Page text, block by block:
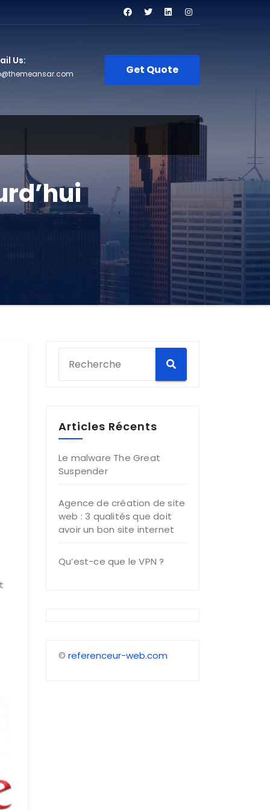
Us:
Get Quote
Articles Récents
Le malware The Great
Suspender
Agence de création de site
web : 3 qualités que doit
avoir un bon site internet
Qu’est-ce que le VPN ?
© referenceur-web.com